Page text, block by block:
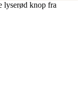
lyserød knop fra